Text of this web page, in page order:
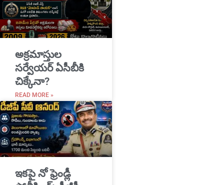
అక్రమాస్తుల
సర్వేయర్ ఏసీబీకి
చిక్కేనా?
READ MORE »
ఇకపై నో ఫ్రెండ్లీ